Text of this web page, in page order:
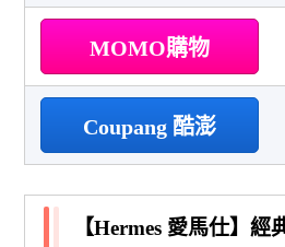
MOMO購物
Coupang 酷澎
【Hermes 愛馬仕】